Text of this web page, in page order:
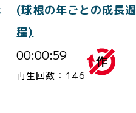
(球根の年ごとの成長過
程)
00:00:59
再生回数：146